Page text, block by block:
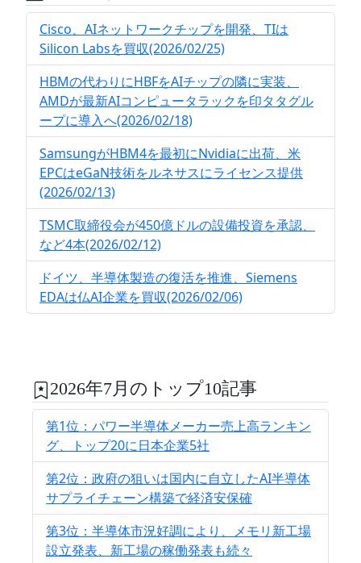
Cisco、AIネットワークチップを開発、TIは
Silicon Labsを買収(2026/02/25)
HBMの代わりにHBFをAIチップの隣に実装、
AMDが最新AIコンピュータラックを印タタグル
ープに導入へ(2026/02/18)
SamsungがHBM4を最初にNvidiaに出荷、米
EPCはeGaN技術をルネサスにライセンス提供
(2026/02/13)
TSMC取締役会が450億ドルの設備投資を承認、
など4本(2026/02/12)
ドイツ、半導体製造の復活を推進、Siemens
EDAは仏AI企業を買収(2026/02/06)
2026年7月のトップ10記事
第1位：パワー半導体メーカー売上高ランキン
グ、トップ20に日本企業5社
第2位：政府の狙いは国内に自立したAI半導体
サプライチェーン構築で経済安保確
第3位：半導体市況好調により、メモリ新工場
設立発表、新工場の稼働発表も続々